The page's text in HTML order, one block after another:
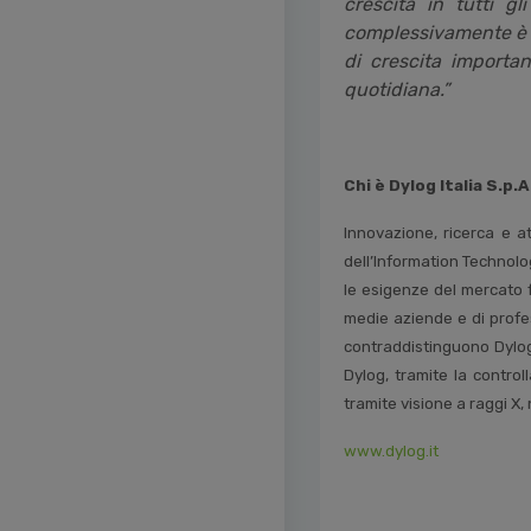
complessivamente
di crescita
quotidiana.”
Chi è Dylog Italia S.p.A
Innovazione, ricerca e
dell’Information
le esigenze del mercato
medie aziende e di
contraddistinguono
Dylog, tramite la
tramite visione a raggi
www.dylog.it